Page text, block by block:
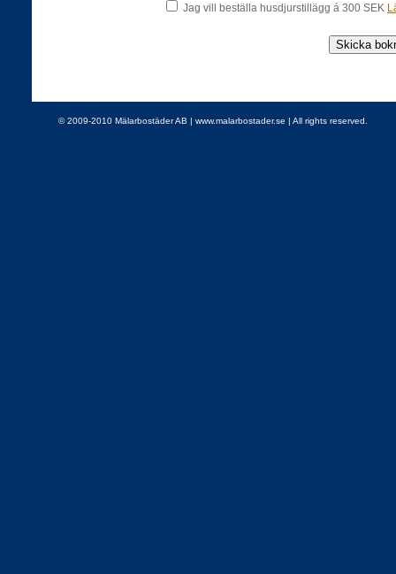
Jag vill beställa husdjurstillägg á 300 SEK
© 2009-2010 Mälarbostäder AB | www.malarbostader.se | All rights reserved.